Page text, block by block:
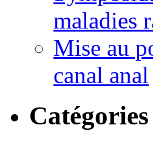
maladies
Mise au
canal anal
Catégories